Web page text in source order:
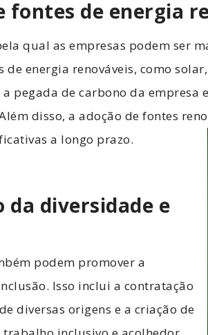
fontes de energia
qual as empresas podem ser
de energia renováveis, como
pegada de carbono da empresa
disso, a adoção de fontes
a longo prazo.
da diversidade e
podem promover a
Isso inclui a contratação
diversas origens e a criação de